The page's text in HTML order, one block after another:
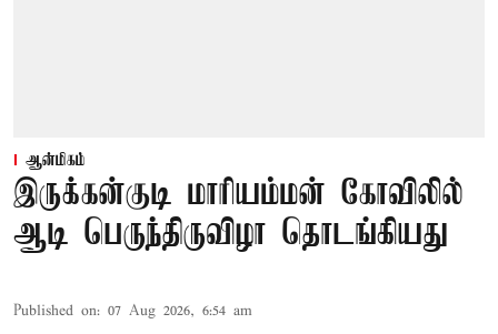
ஆன்மிகம்
இருக்கன்குடி மாரியம்மன் கோவிலில்
ஆடி பெருந்திருவிழா தொடங்கியது
Published on: 07 Aug 2026, 6:54 am